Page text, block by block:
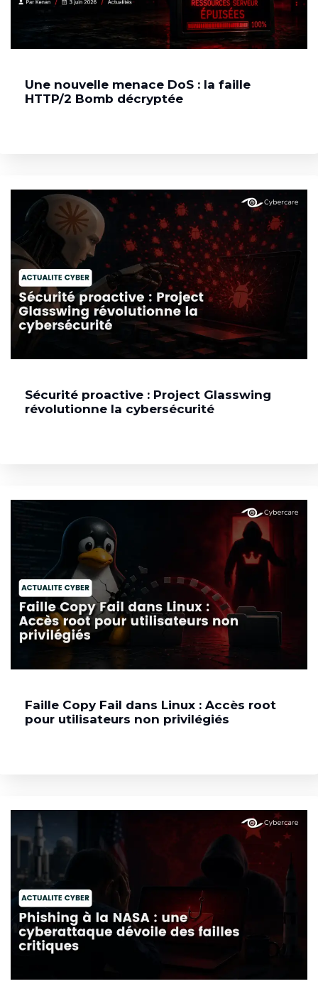
Une nouvelle menace DoS : la faille
HTTP/2 Bomb décryptée
Sécurité proactive : Project Glasswing
révolutionne la cybersécurité
Faille Copy Fail dans Linux : Accès root
pour utilisateurs non privilégiés